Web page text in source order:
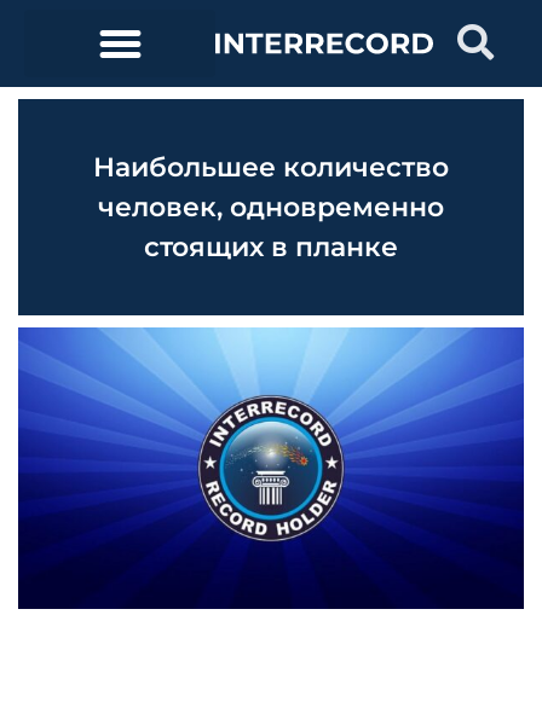
Наибольшее количество
человек, одновременно
стоящих в планке